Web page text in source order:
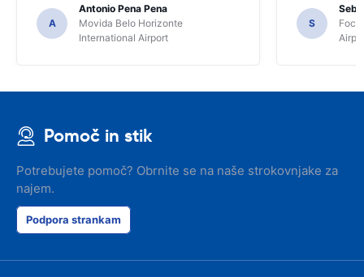
A
Antonio Pena Pena
Movida Belo Horizonte
International Airport
S
Foco
Pomoč in stik
Potrebujete pomoč? Obrnite se na naše strokovnjake za
najem.
Podpora strankam